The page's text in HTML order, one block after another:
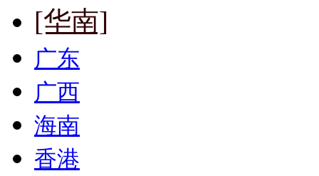
[华南]
广东
广西
海南
香港